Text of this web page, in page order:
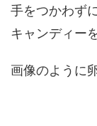
手をつかわず
キャンディー
画像のように